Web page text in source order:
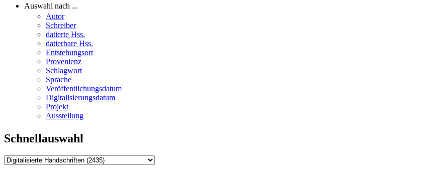
Auswahl nach ...
Autor
Schreiber
datierte Hss.
datierbare Hss.
Entstehungsort
Provenienz
Schlagwort
Sprache
Veröffentlichungsdatum
Digitalisierungsdatum
Projekt
Ausstellung
Schnellauswahl